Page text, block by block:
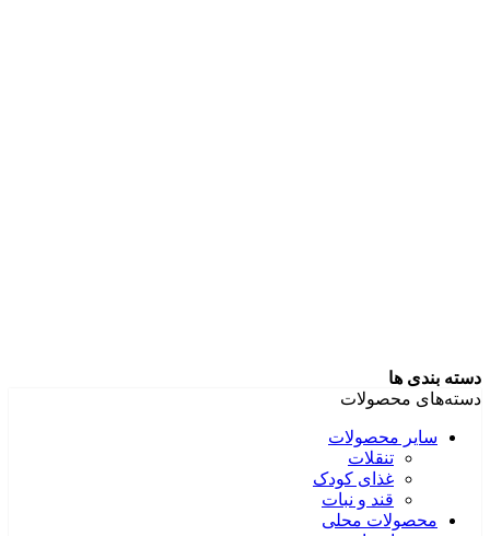
دسته بندی ها
دسته‌های محصولات
سایر محصولات
تنقلات
غذای کودک
قند و نبات
محصولات محلی